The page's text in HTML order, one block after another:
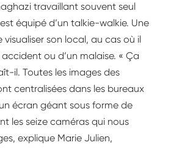
travaillant souvent seul
équipé d’un talkie-walkie. Une
son local, au cas où il
ou d’un malaise. « Ça
il. Toutes les images des
centralisées dans les bureaux
écran géant sous forme de
les seize caméras qui nous
explique Marie Julien,